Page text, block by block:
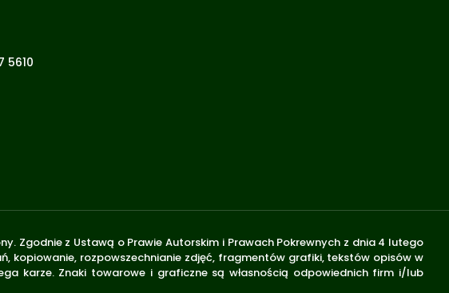
5610
Zgodnie z Ustawą o Prawie Autorskim i Prawach Pokrewnych z dnia 4 lutego
kopiowanie, rozpowszechnianie zdjęć, fragmentów grafiki, tekstów opisów w
karze. Znaki towarowe i graficzne są własnością odpowiednich firm i/lub